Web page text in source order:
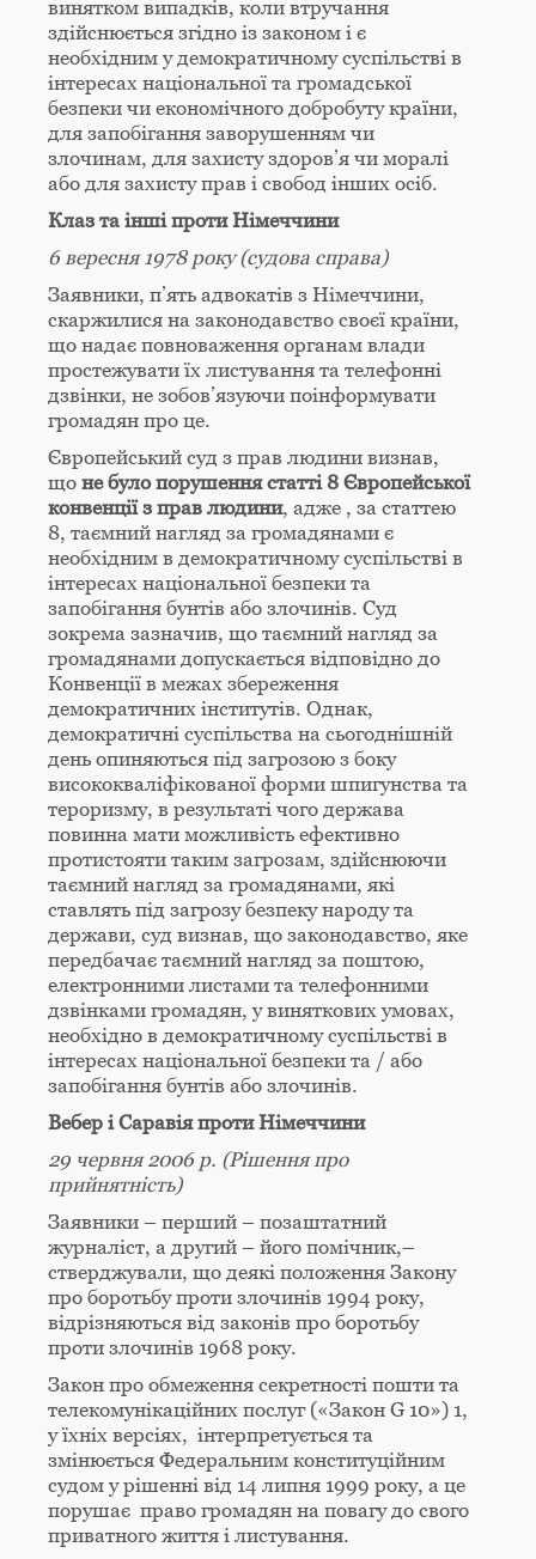
винятком випадків, коли втручання
здійснюється згідно із законом і є
необхідним у демократичному суспільстві в
інтересах національної та громадської
безпеки чи економічного добробуту країни,
для запобігання заворушенням чи
злочинам, для захисту здоров’я чи моралі
або для захисту прав і свобод інших осіб.
Клаз та інші проти Німеччини
6 вересня 1978 року (судова справа)
Заявники, п’ять адвокатів з Німеччини,
скаржилися на законодавство своєї країни,
що надає повноваження органам влади
простежувати їх листування та телефонні
дзвінки, не зобов’язуючи поінформувати
громадян про це.
Європейський суд з прав людини визнав,
що не було порушення статтi 8 Європейської
конвенції з прав людини, адже , за статтею
8, таємний нагляд за громадянами є
необхідним в демократичному суспільствi в
інтересах національної безпеки та
запобігання бунтiв або злочинiв. Суд
зокрема зазначив, що таємний нагляд за
громадянами допускається відповідно до
Конвенції в межах збереження
демократичних інститутів. Однак,
демократичні суспільства на сьогоднiшнiй
день опиняються під загрозою з боку
висококваліфікованої форми шпигунства та
тероризму, в результаті чого держава
повинна мати можливість ефективно
протистояти таким загрозам, здійснюючи
таємний нагляд за громадянами, які
ставлять під загрозу безпеку народу та
держави, суд визнав, що законодавство, яке
передбачає таємний нагляд за поштою,
електронними листами та телефонними
дзвінками громадян, у виняткових умовах,
необхідно в демократичному суспільствi в
інтересах нацiональної безпеки та / або
запобігання бунтiв або злочинiв.
Вебер і Саравія проти Німеччини
29 червня 2006 р. (Рішення про
прийнятність)
Заявники – перший – позаштатний
журналіст, а другий – його помічник,–
стверджували, що деякі положення Закону
про боротьбу проти злочинів 1994 року,
відрізняються від законів про боротьбу
проти злочинів 1968 року.
Закон про обмеження секретності пошти та
телекомунікаційних послуг («Закон G 10») 1,
у їхніх версіях, інтерпретується та
змінюється Федеральним конституційним
судом у рішенні від 14 липня 1999 року, а це
порушає право громадян на повагу до свого
приватного життя і листування.